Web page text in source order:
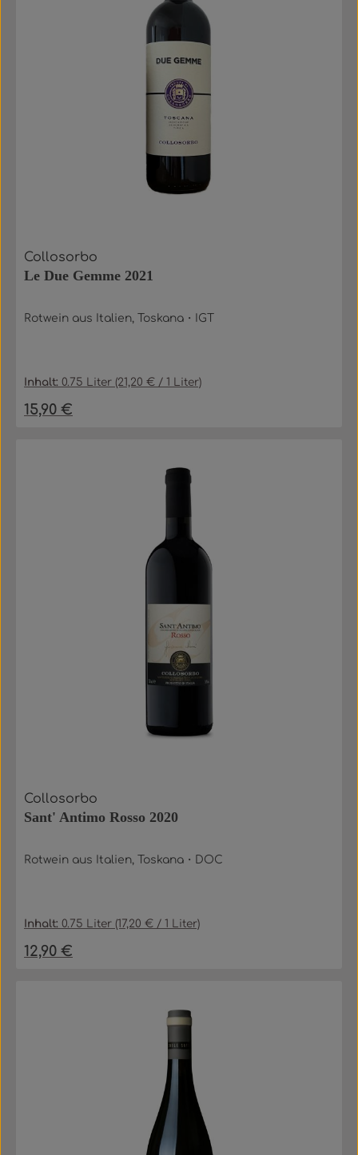
Collosorbo
Le Due Gemme 2021
Rotwein aus Italien, Toskana・IGT
Inhalt:0.75 Liter (21,20 € / 1 Liter)
Regulärer Preis:
15,90 €
Collosorbo
Sant' Antimo Rosso 2020
Rotwein aus Italien, Toskana・DOC
Inhalt:0.75 Liter (17,20 € / 1 Liter)
Regulärer Preis:
12,90 €